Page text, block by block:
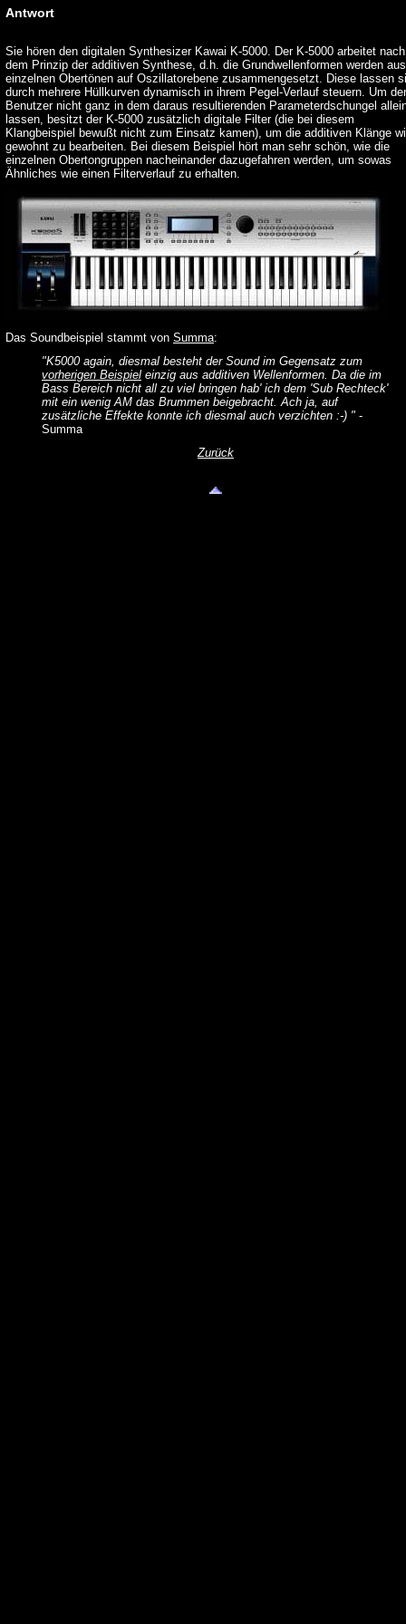
Antwort
Sie hören den digitalen Synthesizer Kawai K-5000. Der K-5000 arbeitet nach
dem Prinzip der additiven Synthese, d.h. die Grundwellenformen werden aus
einzelnen Obertönen auf Oszillatorebene zusammengesetzt. Diese lassen
durch mehrere Hüllkurven dynamisch in ihrem Pegel-Verlauf steuern. Um
Benutzer nicht ganz in dem daraus resultierenden Parameterdschungel
lassen, besitzt der K-5000 zusätzlich digitale Filter (die bei diesem
Klangbeispiel bewußt nicht zum Einsatz kamen), um die additiven Klänge
gewohnt zu bearbeiten. Bei diesem Beispiel hört man sehr schön, wie die
einzelnen Obertongruppen nacheinander dazugefahren werden, um sowas
Ähnliches wie einen Filterverlauf zu erhalten.
Das Soundbeispiel stammt von Summa:
"K5000 again, diesmal besteht der Sound im Gegensatz zum
vorherigen Beispiel einzig aus additiven Wellenformen. Da die im
Bass Bereich nicht all zu viel bringen hab' ich dem 'Sub Rechteck'
mit ein wenig AM das Brummen beigebracht. Ach ja, auf
zusätzliche Effekte konnte ich diesmal auch verzichten :-) " -
Summa
Zurück